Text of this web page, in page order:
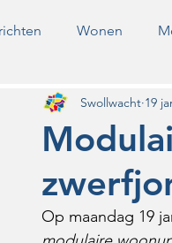
Wonen
Parkeerbeleid
Swollwacht 19
Op maandag 19